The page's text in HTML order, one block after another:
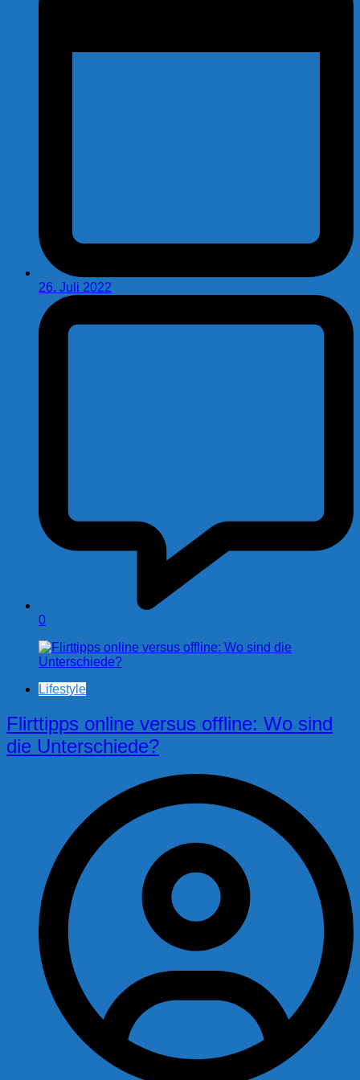
26. Juli 2022
0
Lifestyle
Flirttipps online versus offline: Wo sind
die Unterschiede?